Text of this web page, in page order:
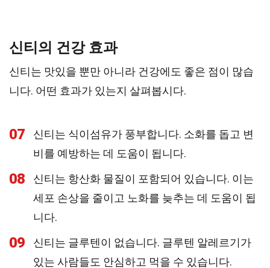
신티의 건강 효과
신티는 맛있을 뿐만 아니라 건강에도 좋은 점이 많습
니다. 어떤 효과가 있는지 살펴봅시다.
07
신티는 식이섬유가 풍부합니다. 소화를 돕고 변
비를 예방하는 데 도움이 됩니다.
08
신티는 항산화 물질이 포함되어 있습니다. 이는
세포 손상을 줄이고 노화를 늦추는 데 도움이 됩
니다.
09
신티는 글루텐이 없습니다. 글루텐 알레르기가
있는 사람들도 안심하고 먹을 수 있습니다.